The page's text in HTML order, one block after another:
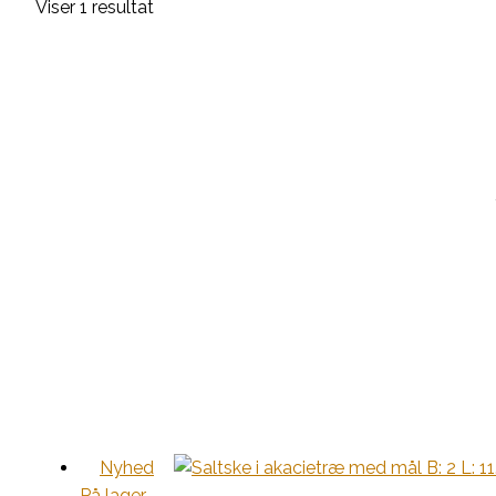
Viser 1 resultat
Nyhed